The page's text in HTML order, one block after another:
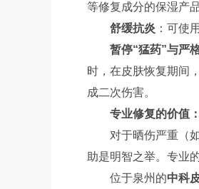
等修复成分的保湿产
舒缓抗炎 ：可使
暂停“猛药”与严
时，在皮肤恢复期间
成二次伤害。
专业修复的价值
对于晒伤严重（
助是明智之举。专业
位于泉州的中科